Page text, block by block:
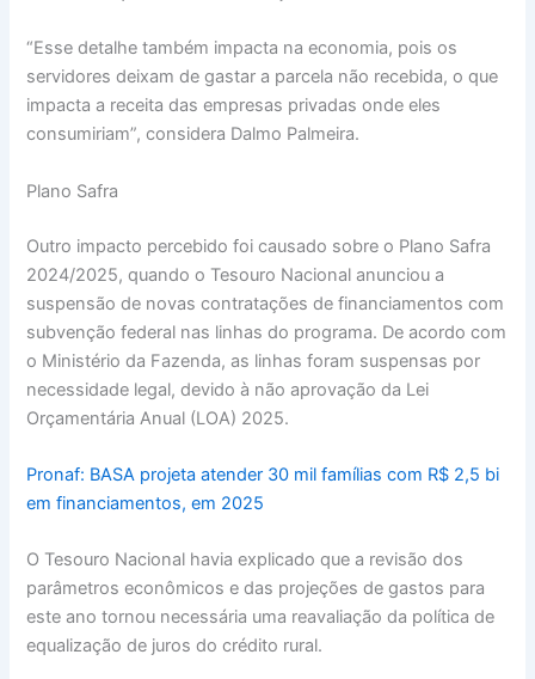
“Esse detalhe também impacta na economia, pois os
servidores deixam de gastar a parcela não recebida, o que
impacta a receita das empresas privadas onde eles
consumiriam”, considera Dalmo Palmeira.
Plano Safra
Outro impacto percebido foi causado sobre o Plano Safra
2024/2025, quando o Tesouro Nacional anunciou a
suspensão de novas contratações de financiamentos com
subvenção federal nas linhas do programa. De acordo com
o Ministério da Fazenda, as linhas foram suspensas por
necessidade legal, devido à não aprovação da Lei
Orçamentária Anual (LOA) 2025.
Pronaf: BASA projeta atender 30 mil famílias com R$ 2,5 bi
em financiamentos, em 2025
O Tesouro Nacional havia explicado que a revisão dos
parâmetros econômicos e das projeções de gastos para
este ano tornou necessária uma reavaliação da política de
equalização de juros do crédito rural.